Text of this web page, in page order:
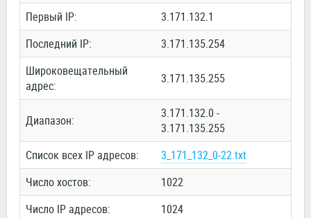
Первый IP:
3.171.132.1
Последний IP:
3.171.135.254
Широковещательный
адрес:
3.171.135.255
Диапазон:
3.171.132.0 -
3.171.135.255
Список всех IP адресов:
3_171_132_0-22.txt
Число хостов:
1022
Число IP адресов:
1024